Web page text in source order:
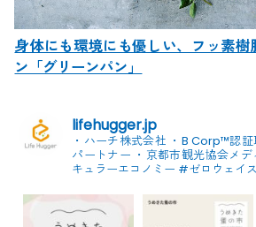
身体にも環境にも優しい、フッ素
ン「グリーンパン」
lifehugger.jp
・ハーチ株式会社 ・B Corp™認証
パートナー ・京都市観光協会メ
キュラーエコノミー #ゼロウェイ